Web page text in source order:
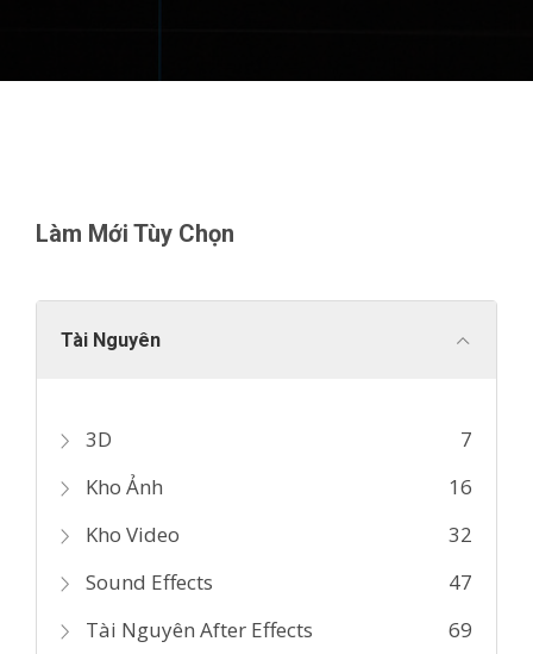
Làm Mới Tùy Chọn
Tài Nguyên
3D
7
Kho Ảnh
16
Kho Video
32
Sound Effects
47
Tài Nguyên After Effects
69